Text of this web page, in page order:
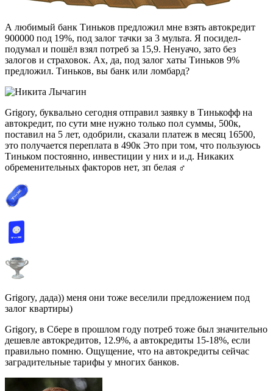
А любимый банк Тиньков предложил мне взять автокредит
900000 под 19%, под залог тачки за 3 мульта. Я посидел-
подумал и пошёл взял потреб за 15,9. Ненуачо, зато без
залогов и страховок. Ах, да, под залог хаты Тиньков 9%
предложил. Тиньков, вы банк или ломбард?
Grigory, буквально сегодня отправил заявку в Тинькофф на
автокредит, по сути мне нужно только пол суммы, 500к,
поставил на 5 лет, одобрили, сказали платеж в месяц 16500,
это получается переплата в 490к Это при том, что пользуюсь
Тиньком постоянно, инвестиции у них и и.д. Никаких
обременительных факторов нет, зп белая ‍♂️
Grigory, дада)) меня они тоже веселили предложением под
залог квартиры)
Grigory, в Сбере в прошлом году потреб тоже был значительно
дешевле автокредитов, 12.9%, а автокредиты 15-18%, если
правильно помню. Ощущение, что на автокредиты сейчас
заградительные тарифы у многих банков.